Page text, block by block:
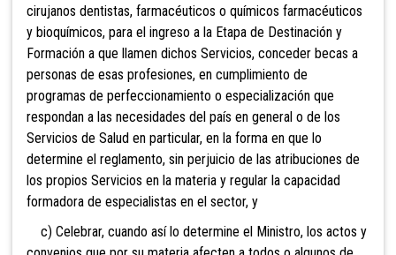
cirujanos dentistas, farmacéuticos o químicos farmacéuticos
y bioquímicos, para el ingreso a la Etapa de Destinación y
Formación a que llamen dichos Servicios, conceder becas a
personas de esas profesiones, en cumplimiento de
programas de perfeccionamiento o especialización que
respondan a las necesidades del país en general o de los
Servicios de Salud en particular, en la forma en que lo
determine el reglamento, sin perjuicio de las atribuciones de
los propios Servicios en la materia y regular la capacidad
formadora de especialistas en el sector, y
c) Celebrar, cuando así lo determine el Ministro, los actos y